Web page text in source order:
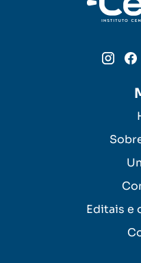
Editais e